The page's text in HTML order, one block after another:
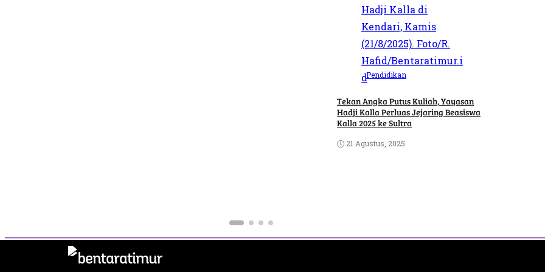
Pendidikan
Tekan Angka Putus Kuliah, Yayasan
Hadji Kalla Perluas Jejaring Beasiswa
Kalla 2025 ke Sultra
21 Agustus, 2025